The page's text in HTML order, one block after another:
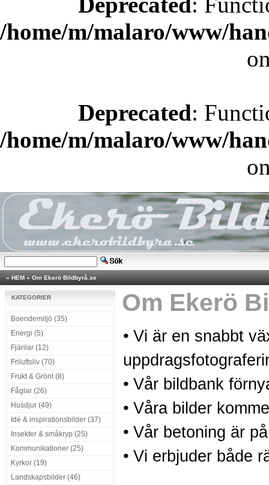
/home/m/malaro/www/
Deprecated:
/home/m/malaro/www/
» HEM » Om Ekerö Bildbyrå.se
KATEGORIER
Boendemiljö (35)
Energi (5)
Fjärilar (12)
Friluftsliv (70)
Frukt & Grönt (8)
Fåglar (26)
Husdjur (49)
Idé & inspirationsbilder (37)
Insekter & småkryp (25)
Kommunikationer (25)
Kyrkor (19)
Landskapsbilder (46)
Om Ekerö
• Vi är en snabbt
• Vår bildbank
• Våra bilder
• Vår betoning är
• Vi erbjuder både